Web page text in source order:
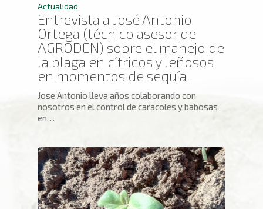
Actualidad
Entrevista a José Antonio
Ortega (técnico asesor de
AGRODEN) sobre el manejo de
la plaga en cítricos y leñosos
en momentos de sequía.
Jose Antonio lleva años colaborando con
nosotros en el control de caracoles y babosas
en…